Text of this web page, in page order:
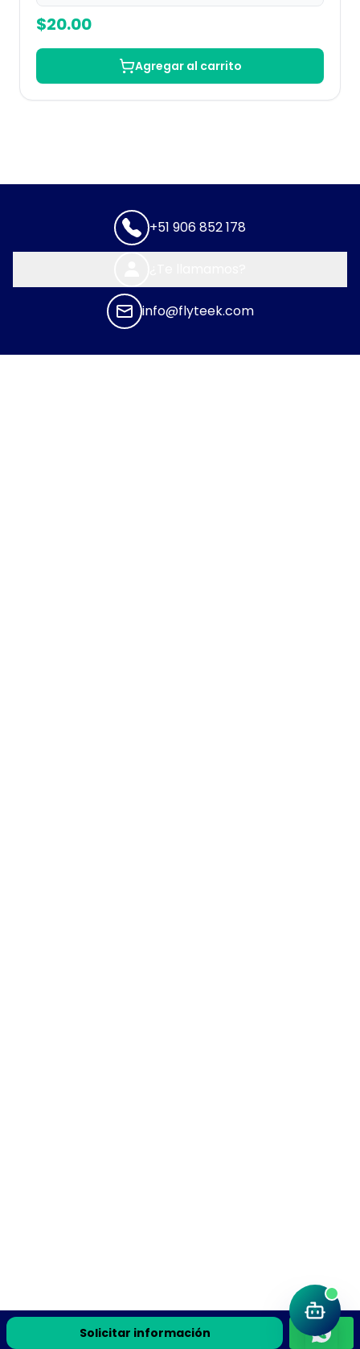
$20.00
Agregar al carrito
+51 906 852 178
info@flyteek.com
Solicitar información